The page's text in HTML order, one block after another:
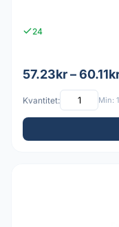
24
57.23kr –
Kvantitet: Min: 1